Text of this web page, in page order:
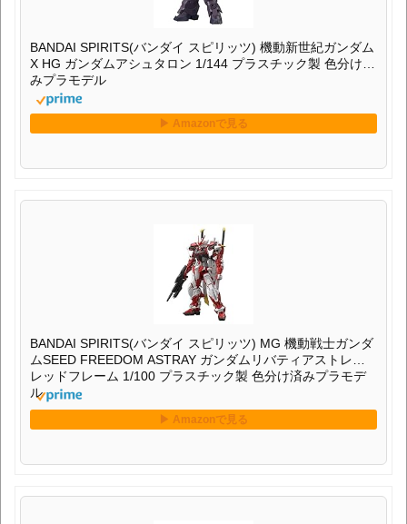
BANDAI SPIRITS(バンダイ スピリッツ) 機動新世紀ガンダム
X HG ガンダムアシュタロン 1/144 プラスチック製 色分け済
みプラモデル
BANDAI SPIRITS(バンダイ スピリッツ) MG 機動戦士ガンダ
ムSEED FREEDOM ASTRAY ガンダムリバティアストレイ
レッドフレーム 1/100 プラスチック製 色分け済みプラモデ
ル